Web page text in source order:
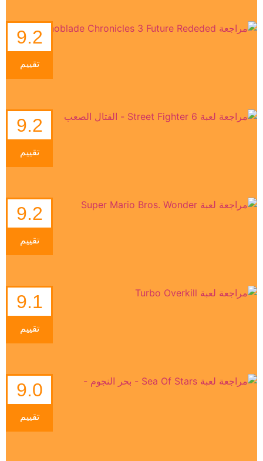
9.2
تقييم
9.2
تقييم
9.2
تقييم
9.1
تقييم
9.0
تقييم